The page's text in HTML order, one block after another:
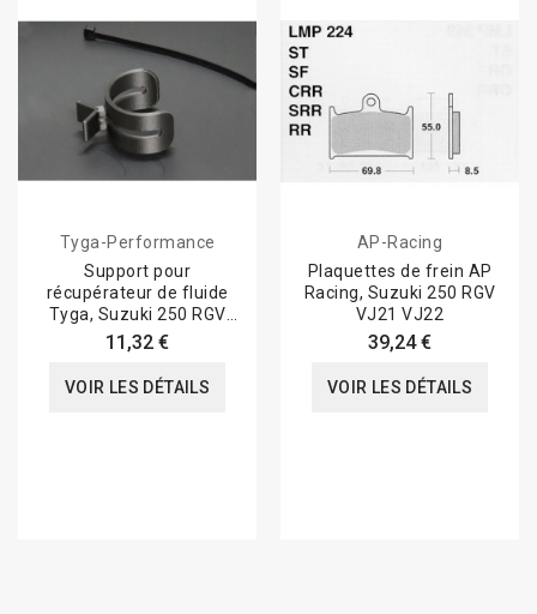
Tyga-Performance
Support pour
récupérateur de fluide
Tyga, Suzuki 250 RGV
VJ21 VJ22
11,32 €
VOIR LES DÉTAILS
AP-Racing
Plaquettes de frein AP
Racing, Suzuki 250 RGV
VJ21 VJ22
39,24 €
VOIR LES DÉTAILS